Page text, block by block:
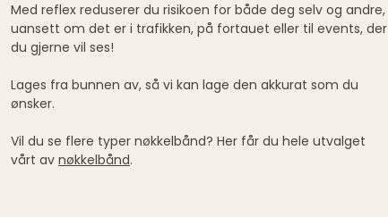
Med reflex reduserer du risikoen for både deg selv og andre,
uansett om det er i trafikken, på fortauet eller til events, der
du gjerne vil ses!
Lages fra bunnen av, så vi kan lage den akkurat som du
ønsker.
Vil du se flere typer nøkkelbånd? Her får du hele utvalget
vårt av nøkkelbånd.